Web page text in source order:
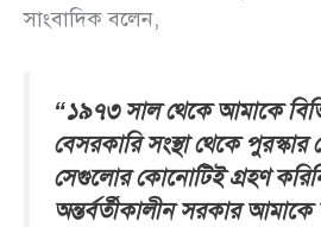
সাংবাদিক বলেন,
“১৯৭৩ সাল থেকে আমাকে
বেসরকারি সংস্থা থেকে
সেগুলোর কোনোটিই গ্রহণ
অন্তর্বর্তীকালীন সরকার আমাকে